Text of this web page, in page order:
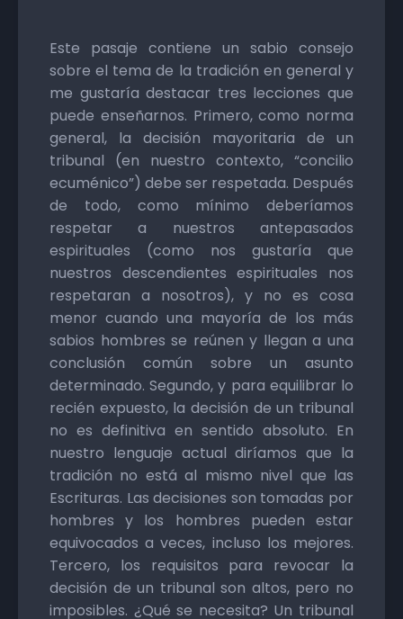
Este pasaje contiene un sabio consejo
sobre el tema de la tradición en general y
me gustaría destacar tres lecciones que
puede enseñarnos. Primero, como norma
general, la decisión mayoritaria de un
tribunal (en nuestro contexto, “concilio
ecuménico”) debe ser respetada. Después
de todo, como mínimo deberíamos
respetar a nuestros antepasados
espirituales (como nos gustaría que
nuestros descendientes espirituales nos
respetaran a nosotros), y no es cosa
menor cuando una mayoría de los más
sabios hombres se reúnen y llegan a una
conclusión común sobre un asunto
determinado. Segundo, y para equilibrar lo
recién expuesto, la decisión de un tribunal
no es definitiva en sentido absoluto. En
nuestro lenguaje actual diríamos que la
tradición no está al mismo nivel que las
Escrituras. Las decisiones son tomadas por
hombres y los hombres pueden estar
equivocados a veces, incluso los mejores.
Tercero, los requisitos para revocar la
decisión de un tribunal son altos, pero no
imposibles. ¿Qué se necesita? Un tribunal